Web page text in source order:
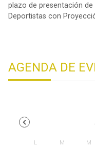
plazo de presentación
Deportistas con
AGENDA DE